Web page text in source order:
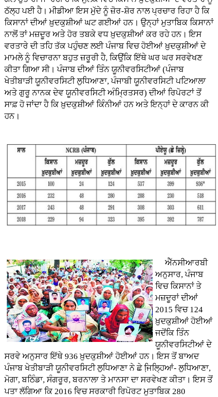
ਠੱਲ੍ਹ ਪਈ ਹੈ। ਮੀਡੀਆ ਇਸ ਮੁੱਦੇ ਨੂੰ ਜ਼ੋਰ-ਸ਼ੋਰ ਨਾਲ ਪ੍ਰਚਾਰ ਰਿਹਾ ਹੈ ਕਿ
ਕਿਸਾਨਾਂ ਦੀਆਂ ਖ਼ੁਦਕੁਸ਼ੀਆਂ ਘਟ ਗਈਆਂ ਹਨ। ਉਨ੍ਹਾਂ ਮੁਤਾਬਿਕ ਕਿਸਾਨਾਂ
ਨਾਲੋਂ ਤਾਂ ਮਜ਼ਦੂਰ ਅਤੇ ਹੋਰ ਤਬਕੇ ਵਧ ਖ਼ੁਦਕੁਸ਼ੀਆਂ ਕਰ ਰਹੇ ਹਨ। ਇਸ
ਵਰਤਾਰੇ ਦੀ ਤਹਿ ਤੱਕ ਪਹੁੰਚਣ ਲਈ ਪੰਜਾਬ ਵਿਚ ਹੋਈਆਂ ਖ਼ੁਦਕੁਸ਼ੀਆਂ ਦੇ
ਮਾਮਲੇ ਨੂੰ ਵਿਚਾਰਨਾ ਬਹੁਤ ਜ਼ਰੂਰੀ ਹੈ, ਕਿਉਂਕਿ ਇੱਥੇ ਘਰ ਘਰ ਸਰਵੇਖਣ
ਕੀਤਾ ਗਿਆ ਸੀ। ਪੰਜਾਬ ਦੀਆਂ ਤਿੰਨ ਯੂਨੀਵਰਸਿਟੀਆਂ (ਪੰਜਾਬ
ਖੇਤੀਬਾੜੀ ਯੂਨੀਵਰਸਿਟੀ ਲੁਧਿਆਣਾ, ਪੰਜਾਬੀ ਯੂਨੀਵਰਸਿਟੀ ਪਟਿਆਲਾ
ਅਤੇ ਗੁਰੂ ਨਾਨਕ ਦੇਵ ਯੂਨੀਵਰਸਿਟੀ ਅੰਮ੍ਰਿਤਸਰ) ਦੀਆਂ ਰਿਪੋਰਟਾਂ ਤੋਂ
ਸਾਫ਼ ਹੋ ਜਾਂਦਾ ਹੈ ਕਿ ਖ਼ੁਦਕੁਸ਼ੀਆਂ ਕਿੰਨੀਆਂ ਹਨ ਅਤੇ ਇਨ੍ਹਾਂ ਦੇ ਕਾਰਨ ਕੀ
ਹਨ।
ਐੱਨਸੀਆਰਬੀ
ਅਨੁਸਾਰ, ਪੰਜਾਬ
ਵਿਚ ਕਿਸਾਨਾਂ ਤੇ
ਮਜ਼ਦੂਰਾਂ ਦੀਆਂ
2015 ਵਿਚ 124
ਖ਼ੁਦਕੁਸ਼ੀਆਂ ਹੋਈਆਂ
ਜਦੋਂਕਿ ਤਿੰਨ
ਯੂਨੀਵਰਸਿਟੀਆਂ ਦੇ
ਸਰਵੇ ਅਨੁਸਾਰ ਇੱਥੇ 936 ਖ਼ੁਦਕੁਸ਼ੀਆਂ ਹੋਈਆਂ ਹਨ। ਇਸ ਤੋਂ ਬਾਅਦ
ਪੰਜਾਬ ਖੇਤੀਬਾੜੀ ਯੂਨੀਵਰਸਿਟੀ ਲੁਧਿਆਣਾ ਨੇ ਛੇ ਜਿ਼ਲ੍ਹਿਆਂ- ਲੁਧਿਆਣਾ,
ਮੋਗਾ, ਬਠਿੰਡਾ, ਸੰਗਰੂਰ, ਬਰਨਾਲਾ ਤੇ ਮਾਨਸਾ ਦਾ ਸਰਵੇਖਣ ਕੀਤਾ। ਇਸ ਤੋਂ
ਪਤਾ ਲੱਗਿਆ ਕਿ 2016 ਵਿਚ ਸਰਕਾਰੀ ਰਿਪੋਰਟ ਮੁਤਾਬਿਕ 280